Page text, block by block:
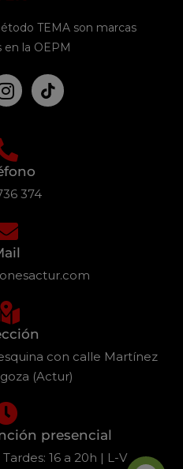
TEMA son marcas
en la OEPM
374
con calle Martínez
(Actur)
presencial
16 a 20h | L-V